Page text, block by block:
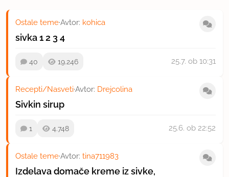
Ostale teme·Avtor: kohica
sivka1 2 3 4
40 19.246 25.7. ob 10:31
Recepti/Nasveti·Avtor: Drejcolina
Sivkin sirup
1 4.748 25.6. ob 22:52
Ostale teme·Avtor: tina711983
Izdelava domače kreme iz sivke,